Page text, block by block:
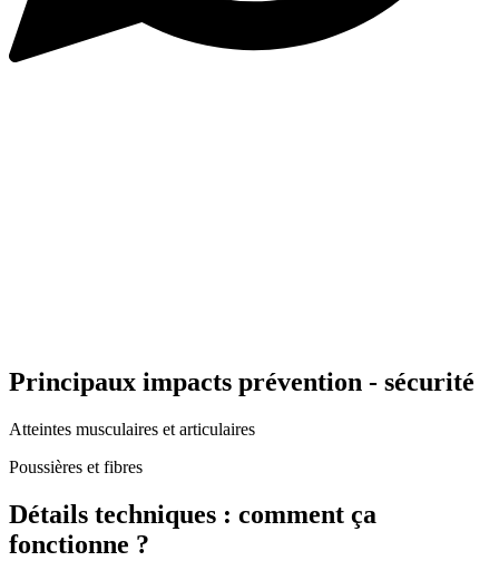
Principaux impacts prévention - sécurité
Atteintes musculaires et articulaires
Poussières et fibres
Détails techniques : comment ça
fonctionne ?